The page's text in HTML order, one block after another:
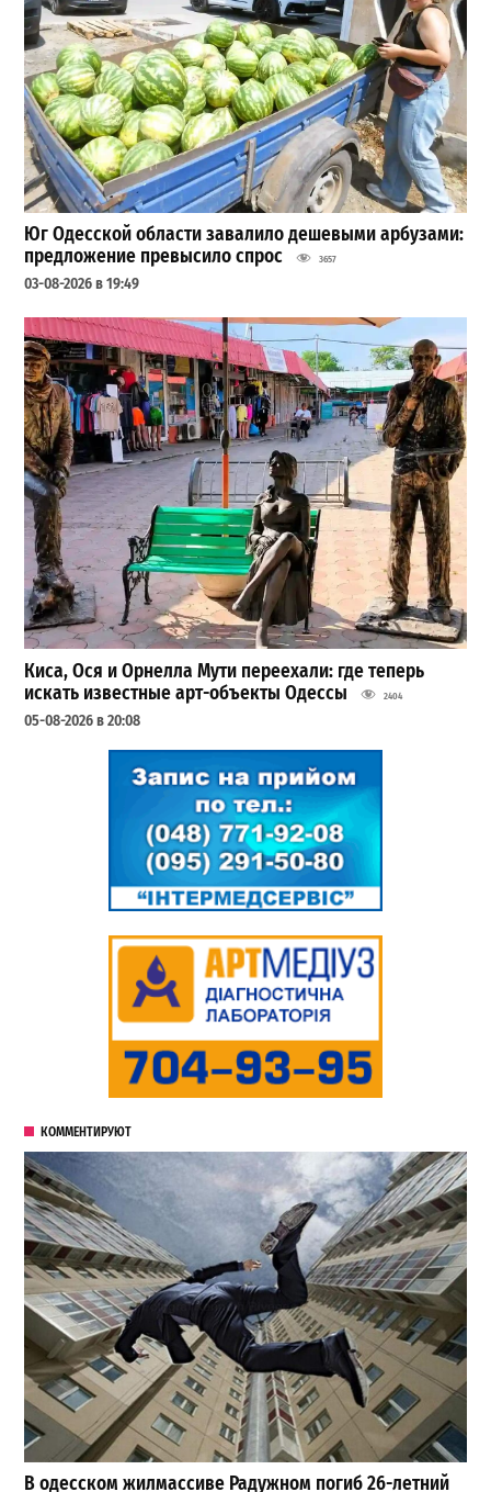
Юг Одесской области завалило дешевыми арбузами:
предложение превысило спрос
3657
03-08-2026 в 19:49
Киса, Ося и Орнелла Мути переехали: где теперь
искать известные арт-объекты Одессы
2404
05-08-2026 в 20:08
КОММЕНТИРУЮТ
В одесском жилмассиве Радужном погиб 26-летний